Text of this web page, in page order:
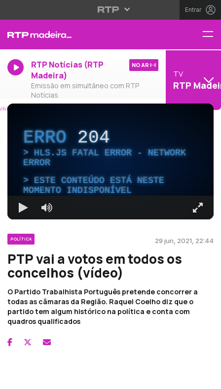
Entrar
RTP Notícias (RTP
Madeira)
Emissão em simultâneo com RTP
Notícias
NO AR
TV
RTP
ERRO204
HLS.JS FATAL ERROR - NETWORK
ERROR
ESTE CONTEÚDO ESTÁ NESTE
MOMENTO INDISPONÍVEL
POLÍTICA 29 jun, 2021, 22:44
PTP vai a votos em todos os
concelhos (vídeo)
O Partido Trabalhista Português pretende concorrer a
todas as câmaras da Região. Raquel Coelho diz que o
partido tem algum histórico na política e conta com
quadros qualificados